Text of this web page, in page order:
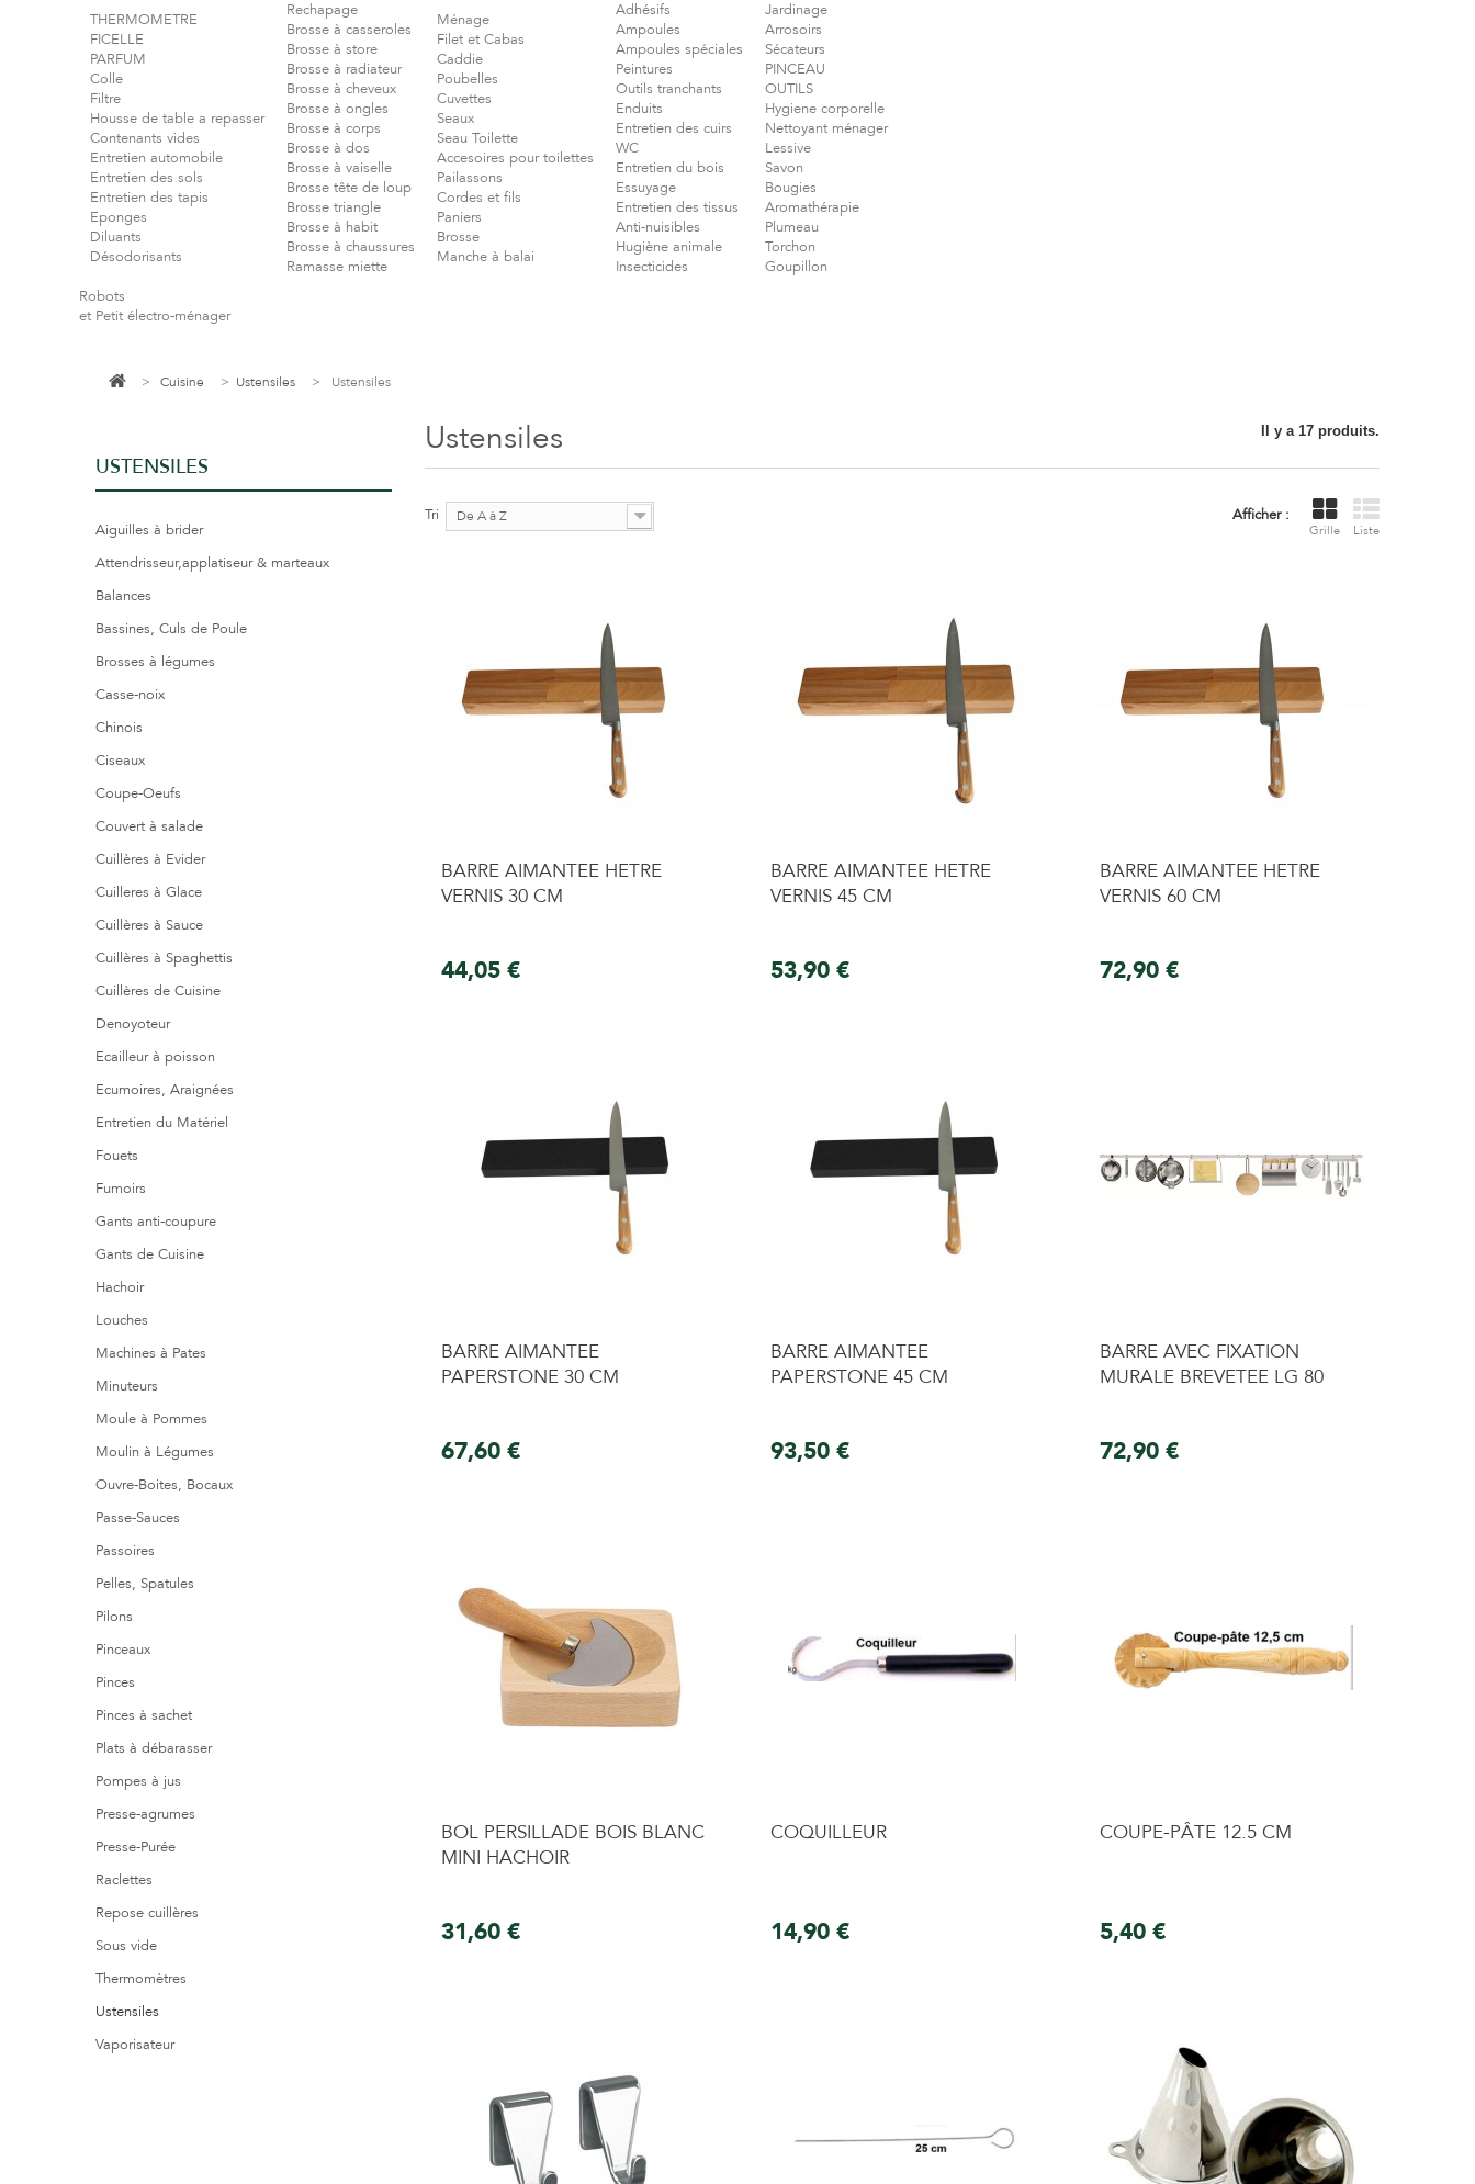
THERMOMETRE
FICELLE
PARFUM
Colle
Filtre
Housse de table a repasser
Contenants vides
Entretien automobile
Entretien des sols
Entretien des tapis
Eponges
Diluants
Désodorisants
Rechapage
Brosse à casseroles
Brosse à store
Brosse à radiateur
Brosse à cheveux
Brosse à ongles
Brosse à corps
Brosse à dos
Brosse à vaiselle
Brosse tête de loup
Brosse triangle
Brosse à habit
Brosse à chaussures
Ramasse miette
Ménage
Filet et Cabas
Caddie
Poubelles
Cuvettes
Seaux
Seau Toilette
Accesoires pour toilettes
Pailassons
Cordes et fils
Paniers
Brosse
Manche à balai
Adhésifs
Ampoules
Ampoules spéciales
Peintures
Outils tranchants
Enduits
Entretien des cuirs
WC
Entretien du bois
Essuyage
Entretien des tissus
Anti-nuisibles
Hugiène animale
Insecticides
Jardinage
Arrosoirs
Sécateurs
PINCEAU
OUTILS
Hygiene corporelle
Nettoyant ménager
Lessive
Savon
Bougies
Aromathérapie
Plumeau
Torchon
Goupillon
Robots
et Petit électro-ménager
> Cuisine > Ustensiles > Ustensiles
USTENSILES
Aiguilles à brider
Attendrisseur,applatiseur & marteaux
Balances
Bassines, Culs de Poule
Brosses à légumes
Casse-noix
Chinois
Ciseaux
Coupe-Oeufs
Couvert à salade
Cuillères à Evider
Cuilleres à Glace
Cuillères à Sauce
Cuillères à Spaghettis
Cuillères de Cuisine
Denoyoteur
Ecailleur à poisson
Ecumoires, Araignées
Entretien du Matériel
Fouets
Fumoirs
Gants anti-coupure
Gants de Cuisine
Hachoir
Louches
Machines à Pates
Minuteurs
Moule à Pommes
Moulin à Légumes
Ouvre-Boites, Bocaux
Passe-Sauces
Passoires
Pelles, Spatules
Pilons
Pinceaux
Pinces
Pinces à sachet
Plats à débarasser
Pompes à jus
Presse-agrumes
Presse-Purée
Raclettes
Repose cuillères
Sous vide
Thermomètres
Ustensiles
Vaporisateur
Ustensiles Il y a 17 produits.
Afficher :
Grille Liste
Tri De A à Z
BARRE AIMANTEE HETRE
VERNIS 30 CM
44,05 €
BARRE AIMANTEE HETRE
VERNIS 45 CM
53,90 €
BARRE AIMANTEE HETRE
VERNIS 60 CM
72,90 €
BARRE AIMANTEE
PAPERSTONE 30 CM
67,60 €
BARRE AIMANTEE
PAPERSTONE 45 CM
93,50 €
BARRE AVEC FIXATION
MURALE BREVETEE LG 80
72,90 €
BOL PERSILLADE BOIS BLANC
MINI HACHOIR
31,60 €
COQUILLEUR
14,90 €
COUPE-PÂTE 12.5 CM
5,40 €